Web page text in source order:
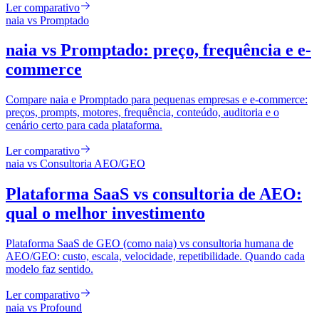
Ler comparativo
naia vs Promptado
naia vs Promptado: preço, frequência e e-
commerce
Compare naia e Promptado para pequenas empresas e e-commerce:
preços, prompts, motores, frequência, conteúdo, auditoria e o
cenário certo para cada plataforma.
Ler comparativo
naia vs Consultoria AEO/GEO
Plataforma SaaS vs consultoria de AEO:
qual o melhor investimento
Plataforma SaaS de GEO (como naia) vs consultoria humana de
AEO/GEO: custo, escala, velocidade, repetibilidade. Quando cada
modelo faz sentido.
Ler comparativo
naia vs Profound